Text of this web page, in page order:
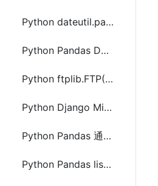
Python dateutil.parse 日期转换库安装使用方法
Python Pandas DataFrame.to_html使用及设置CSS样式的方法
Python ftplib.FTP()使用示例(demo)代码
Python Django Middleware中间件限制IP访问频率及判断搜索引擎爬虫
Python Pandas 通过读取txt文件内容创建DataFrame
Python Pandas list(列表)数据列拆分成多行的方法